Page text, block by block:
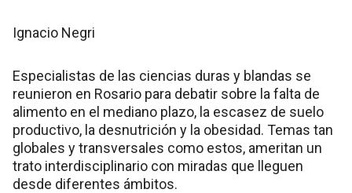
Ignacio Negri
Especialistas de las ciencias duras y blandas se
reunieron en Rosario para debatir sobre la falta de
alimento en el mediano plazo, la escasez de suelo
productivo, la desnutrición y la obesidad. Temas tan
globales y transversales como estos, ameritan un
trato interdisciplinario con miradas que lleguen
desde diferentes ámbitos.